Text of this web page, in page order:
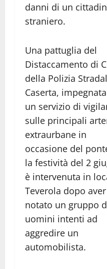
danni di un
straniero.
Una pattuglia del
Distaccamento di
della Polizia
Caserta,
un servizio di
sulle principali
extraurbane in
occasione del
la festività del 2
è intervenuta in
Teverola dopo aver
notato un gruppo
uomini intenti ad
aggredire un
automobilista.